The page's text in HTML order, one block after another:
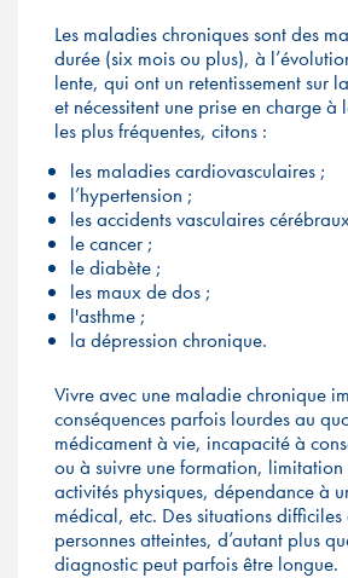
Les maladies chroniques sont des
durée (six mois ou plus), à
lente, qui ont un retentissement sur
et nécessitent une prise en charge à
les plus fréquentes, citons :
les maladies cardiovasculaires ;
l’hypertension ;
les accidents vasculaires
le cancer ;
le diabète ;
les maux de dos ;
l'asthme ;
la dépression chronique.
Vivre avec une maladie chronique
conséquences parfois lourdes au
médicament à vie, incapacité à
ou à suivre une formation, limitation
activités physiques, dépendance à
médical, etc. Des situations
personnes atteintes, d’autant plus
diagnostic peut parfois être longue.